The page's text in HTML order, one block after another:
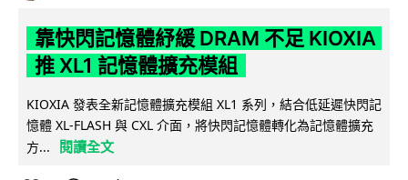
靠快閃記憶體紓緩 DRAM 不足 KIOXIA
推 XL1 記憶體擴充模組
KIOXIA 發表全新記憶體擴充模組 XL1 系列，結合低延遲快閃記
憶體 XL-FLASH 與 CXL 介面，將快閃記憶體轉化為記憶體擴充
方...
閱讀全文